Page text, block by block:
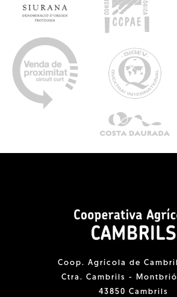
Coop. Agrícola de
Ctra. Cambrils -
43850 Cambrils